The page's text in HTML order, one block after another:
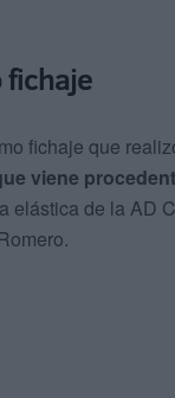
fichaje
fichaje que
viene
elástica de la AD